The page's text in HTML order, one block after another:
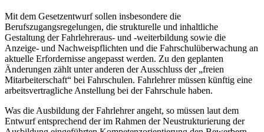
Mit dem Gesetzentwurf sollen insbesondere die
Berufszugangsregelungen, die strukturelle und inhaltliche
Gestaltung der Fahrlehreraus- und -weiterbildung sowie die
Anzeige- und Nachweispflichten und die Fahrschulüberwachung an
aktuelle Erfordernisse angepasst werden. Zu den geplanten
Änderungen zählt unter anderen der Ausschluss der „freien
Mitarbeiterschaft“ bei Fahrschulen. Fahrlehrer müssen künftig eine
arbeitsvertragliche Anstellung bei der Fahrschule haben.
Was die Ausbildung der Fahrlehrer angeht, so müssen laut dem
Entwurf entsprechend der im Rahmen der Neustrukturierung der